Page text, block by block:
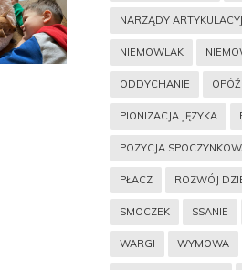
NARZĄDY
NIEMOWLAK
ODDYCHANIE
PIONIZACJA JĘZYKA
POZYCJA
PŁACZ ROZWÓJ
SMOCZEK SSANIE
WARGI WYMOWA